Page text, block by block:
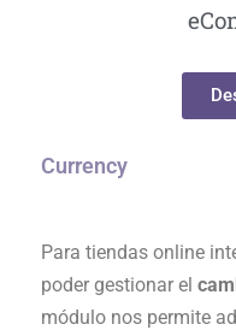
Currency
Para tiendas online
poder gestionar el
módulo nos permite